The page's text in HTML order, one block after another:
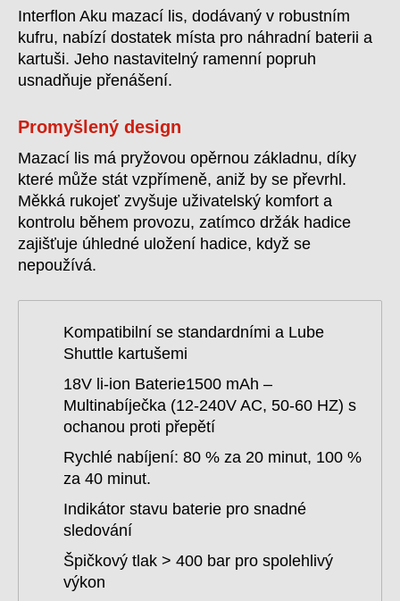
Interflon Aku mazací lis, dodávaný v robustním
kufru, nabízí dostatek místa pro náhradní baterii a
kartuši. Jeho nastavitelný ramenní popruh
usnadňuje přenášení.
Promyšlený design
Mazací lis má pryžovou opěrnou základnu, díky
které může stát vzpřímeně, aniž by se převrhl.
Měkká rukojeť zvyšuje uživatelský komfort a
kontrolu během provozu, zatímco držák hadice
zajišťuje úhledné uložení hadice, když se
nepoužívá.
Kompatibilní se standardními a Lube
Shuttle kartušemi
18V li-ion Baterie1500 mAh –
Multinabíječka (12-240V AC, 50-60 HZ) s
ochanou proti přepětí
Rychlé nabíjení: 80 % za 20 minut, 100 %
za 40 minut.
Indikátor stavu baterie pro snadné
sledování
Špičkový tlak > 400 bar pro spolehlivý
výkon